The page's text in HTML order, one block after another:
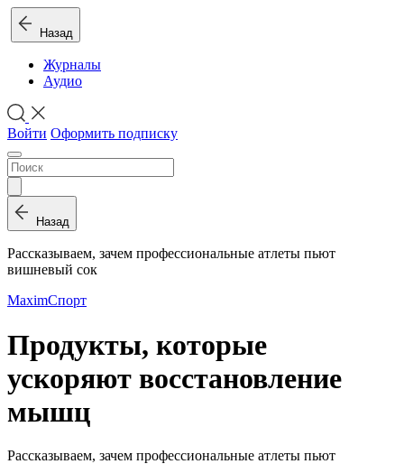
Назад
Журналы
Аудио
Войти Оформить подписку
Назад
Рассказываем, зачем профессиональные атлеты пьют
вишневый сок
MaximСпорт
Продукты, которые
ускоряют восстановление
мышц
Рассказываем, зачем профессиональные атлеты пьют